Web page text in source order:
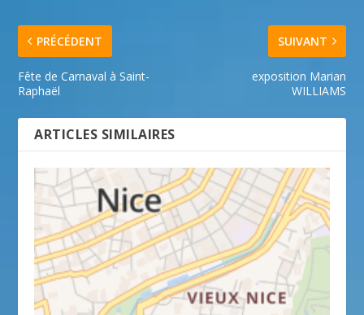
PRÉCÉDENT
Fête de Carnaval à Saint-
Raphaël
SUIVANT
exposition Marian
WILLIAMS
ARTICLES SIMILAIRES